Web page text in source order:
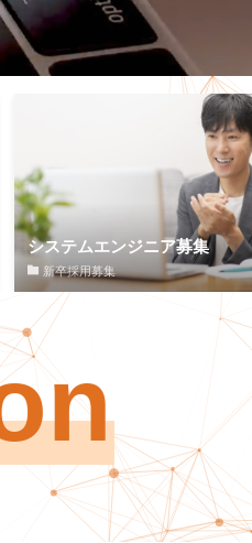
システムエンジニア募集
新卒採用募集